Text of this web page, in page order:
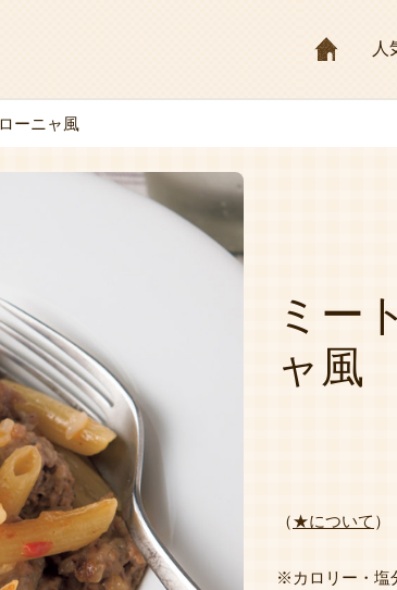
HOME
人
ーニャ風
ミー
ャ風
（★について ）
※カロリー・塩